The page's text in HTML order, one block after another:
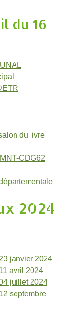
du 16
du livre
CDG62
2024
janvier 2024
avril 2024
juillet 2024
septembre